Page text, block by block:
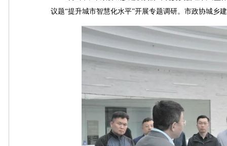
议题“提升城市智慧化水平”开展专题调研。市政协城乡